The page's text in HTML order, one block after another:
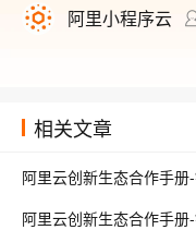
阿里小程序云
相关文章